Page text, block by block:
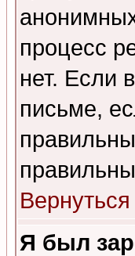
процесс
нет. Если
письме,
Я был